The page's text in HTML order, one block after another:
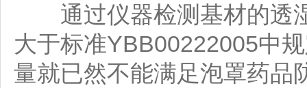
通过仪器检测基材的透
大于标准YBB00222005中
量就已然不能满足泡罩药品